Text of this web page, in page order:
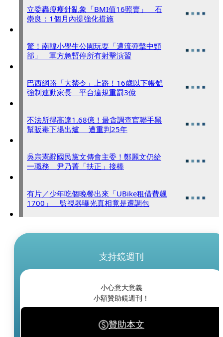
立委轟瘦瘦針亂象「BMI值16照賣」 石
崇良：1個月內提強化措施
驚！南韓小學生公園玩耍「遭流彈擊中頸
部」 軍方急暫停所有射擊演習
巴西網路「大禁令」上路！16歲以下帳號
強制連動家長 平台違規重罰3億
不法所得高達1.68億！最貪調查官聯手黑
幫販毒下場出爐 遭重判25年
吳宗憲辭國民黨文傳會主委！鄭麗文仍給
一職務 尹乃菁「扶正」接棒
有片／少年吃個晚餐出來「UBike租借費飆
1700」 監視器曝光真相竟是遭調包
支持鏡週刊
小心意大意義
小額贊助鏡週刊！
贊助本文